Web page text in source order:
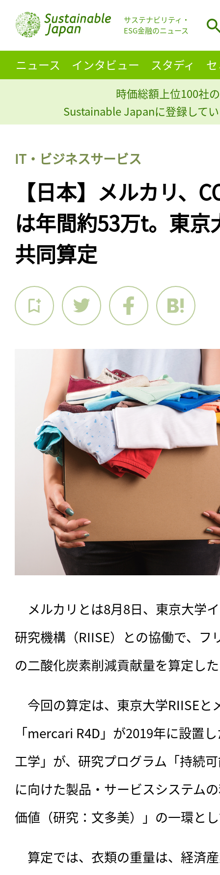
サステナビリティ・
ESG金融のニュース
ニュース インタビュー スタディ
時価総額上位100社
Sustainable Japanに登録して
IT・ビジネスサービス
【日本】メルカリ、
は年間約53万t。東京
共同算定
メルカリとは8月8日、東京大学
研究機構（RIISE）との協働で、フ
の二酸化炭素削減貢献量を算定し
今回の算定は、 東京大学RIISEと
「mercari R4D」が2019年に設置
工学」が、研究プログラム「持続
に向けた製品・サービスシステム
価値（研究：文多美）」の一環と
算定では、衣類の重量は、経済